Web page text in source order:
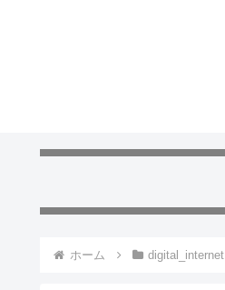
ホーム digital_internet